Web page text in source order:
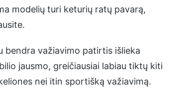
modelių turi keturių ratų pavarą,
bendra važiavimo patirtis išlieka
jausmo, greičiausiai labiau tiktų kiti
nei itin sportišką važiavimą.